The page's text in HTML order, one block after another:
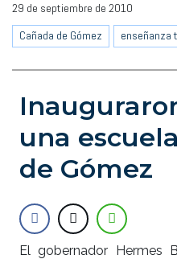
29 de septiembre de 2010
Cañada de Gómez
enseñanza
una
de Gómez
El gobernador Hermes